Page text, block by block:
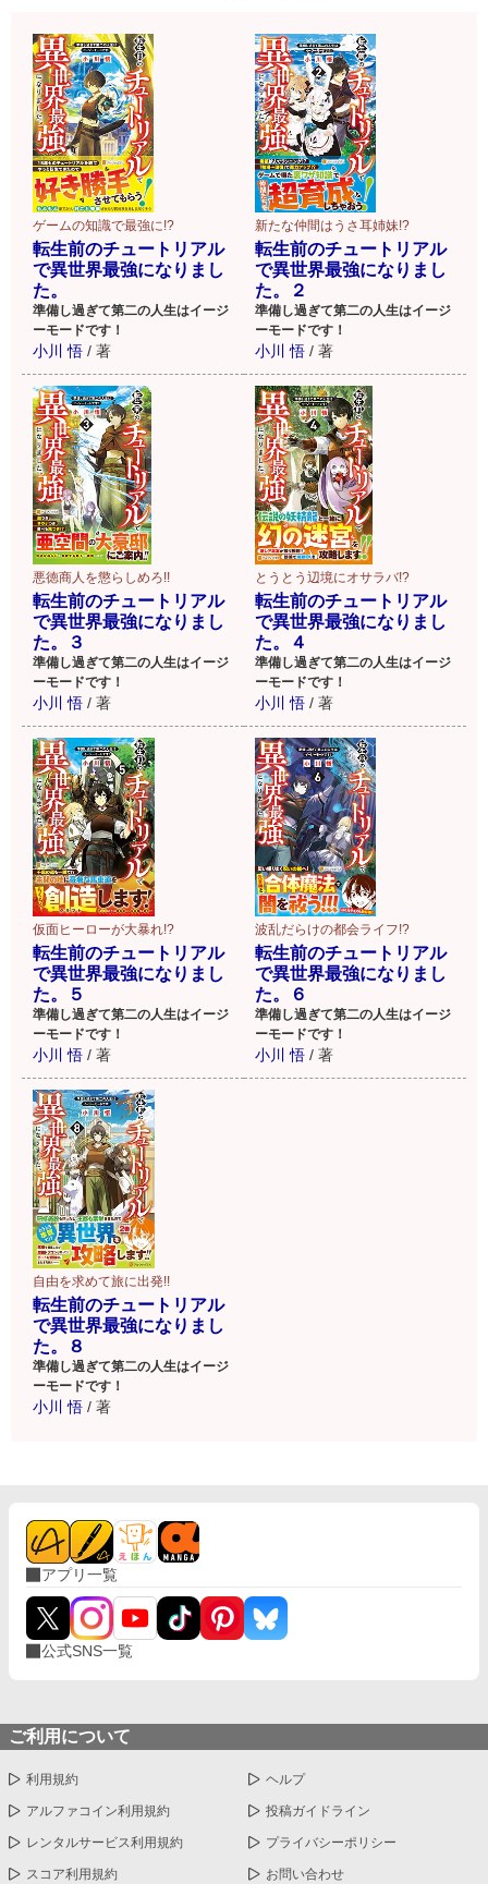
ゲームの知識で最強に!?
転生前のチュートリアル
で異世界最強になりまし
た。
準備し過ぎて第二の人生はイージ
ーモードです！
小川 悟 / 著
新たな仲間はうさ耳姉妹!?
転生前のチュートリアル
で異世界最強になりまし
た。２
準備し過ぎて第二の人生はイージ
ーモードです！
小川 悟 / 著
悪徳商人を懲らしめろ!!
転生前のチュートリアル
で異世界最強になりまし
た。３
準備し過ぎて第二の人生はイージ
ーモードです！
小川 悟 / 著
とうとう辺境にオサラバ!?
転生前のチュートリアル
で異世界最強になりまし
た。４
準備し過ぎて第二の人生はイージ
ーモードです！
小川 悟 / 著
仮面ヒーローが大暴れ!?
転生前のチュートリアル
で異世界最強になりまし
た。５
準備し過ぎて第二の人生はイージ
ーモードです！
小川 悟 / 著
波乱だらけの都会ライフ!?
転生前のチュートリアル
で異世界最強になりまし
た。６
準備し過ぎて第二の人生はイージ
ーモードです！
小川 悟 / 著
自由を求めて旅に出発!!
転生前のチュートリアル
で異世界最強になりまし
た。８
準備し過ぎて第二の人生はイージ
ーモードです！
小川 悟 / 著
アプリ一覧
公式SNS一覧
ご利用について
利用規約 ヘルプ
アルファコイン利用規約 投稿ガイドライン
レンタルサービス利用規約 プライバシーポリシー
スコア利用規約 お問い合わせ